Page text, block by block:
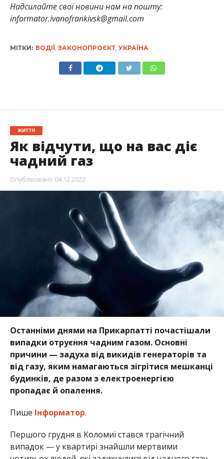
Надсилайте свої новини нам на пошту:
informator.ivanofrankivsk@gmail.com
МІТКИ: ВОДІЇ ЗАКОНОПРОЄКТ, УКРАЇНА
ЖИТТЯ
Як відчути, що на вас діє
чадний газ
Опубліковано 04.12.2022
Останніми днями на Прикарпатті почастішали
випадки отруєння чадним газом. Основні
причини — задуха від викидів генераторів та
від газу, яким намагаються зігрітися мешканці
будинків, де разом з електроенергією
пропадає й опалення.
Пише Інформатор.
Першого грудня в Коломиї стався трагічний
випадок — у квартирі знайшли мертвими